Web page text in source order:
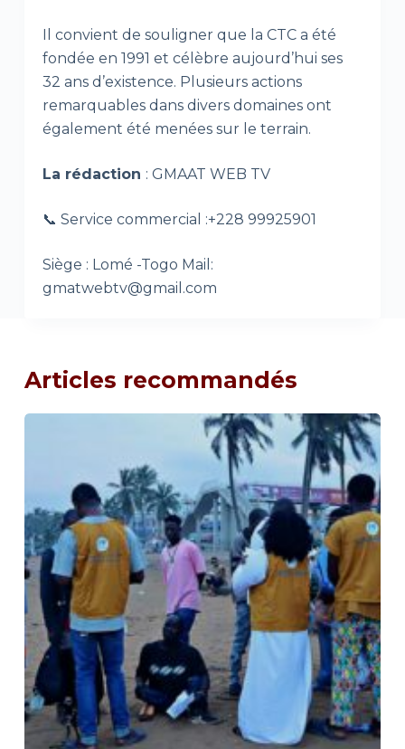
Il convient de souligner que la CTC a été
fondée en 1991 et célèbre aujourd’hui ses
32 ans d’existence. Plusieurs actions
remarquables dans divers domaines ont
également été menées sur le terrain.
La rédaction : GMAAT WEB TV
📞 Service commercial :+228 99925901
Siège : Lomé -Togo Mail:
gmatwebtv@gmail.com
Articles recommandés